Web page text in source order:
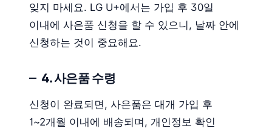
잊지 마세요. LG U+에서는 가입 후 30일
이내에 사은품 신청을 할 수 있으니, 날짜 안에
신청하는 것이 중요해요.
4. 사은품 수령
신청이 완료되면, 사은품은 대개 가입 후
1~2개월 이내에 배송되며, 개인정보 확인